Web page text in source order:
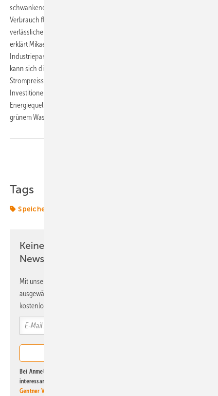
schwankendem Angebot und variablen Preisen möglich, den
Verbrauch flexibel zu gestalten und gleichzeitig die Industrie
verlässlicher und kostengünstiger mit Wasserstoff zu versorgen“,
erklärt Mikael Nordlander, Leiter des Bereichs
Industriepartnerschaften bei Vattenfall. „In großem Stil eingesetzt,
kann sich die Wasserstoffspeicherung dämpfend auf
Strompreisschwankungen auswirken. Das wiederum würde
Investitionen in eine neue Stromerzeugung aus allen fossilfreien
Energiequellen begünstigen“, beschreibt er einen Zusatznutzen von
grünem Wasserstoff für die Energiewende. (su)
Tags
Speicher
Keine Zeit? Kein Problem mit dem ERE
Newsletter!
Mit unserem Newsletter erhalten Sie regelmäßig von uns
ausgewählte Informationen und Neuigkeiten, gebündelt und
kostenlos direkt ins Postfach.
Bei Anmeldung zu diesem Newsletter bin ich damit einverstanden, über
interessante Verlags- und Online-Angebote
Gentner Verlag GmbH & Co. KG